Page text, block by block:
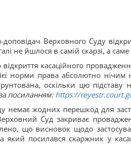
Верховного Суду
не йшлося в самій скарзі, а
касаційного
норми права абсолютно
оскільки цю
посиланням:https://
немає жодних перешкод для
Суд закриває
що висновок щодо
посилався скаржник у